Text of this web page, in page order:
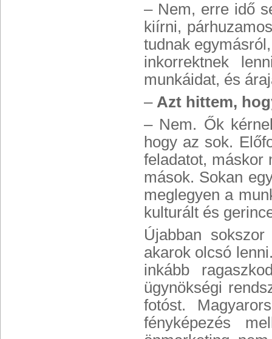
– Nem, erre idő
kiírni,
tudnak
inkorrektnek
munkáidat, és
– Azt hittem,
– Nem. Ők
hogy az sok.
feladatot, máskor
mások. Sokan
meglegyen a
kulturált és
Újabban
akarok olcsó
inkább
ügynökségi
fotóst.
fényképezés